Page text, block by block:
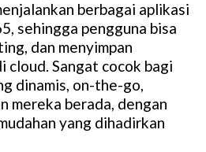
berbagai aplikasi
sehingga pengguna bisa
dan menyimpan
cloud. Sangat cocok bagi
dinamis, on-the-go,
mereka berada, dengan
yang dihadirkan